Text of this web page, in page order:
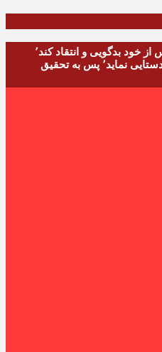
امام علی (ع) می فرماید : هر کس از خود بدگویی و انتقاد کند٬
خود را اصلاح کرده و هر کس خودستایی نماید٬ پس به تحقیق